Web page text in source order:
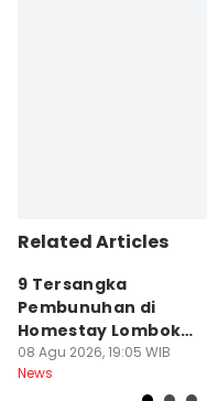
Related Articles
9 Tersangka
Pembunuhan di
Homestay Lombok
Barat Dilimpahkan ke
Jaksa
08 Agu 2026, 19:05 WIB
News